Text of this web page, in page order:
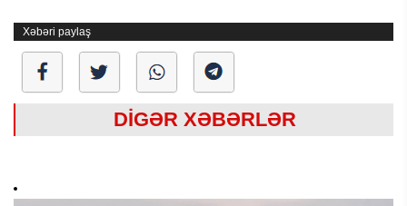
Xəbəri paylaş
DİGƏR XƏBƏRLƏR